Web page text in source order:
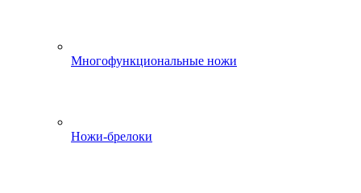
Многофункциональные ножи
Ножи-брелоки